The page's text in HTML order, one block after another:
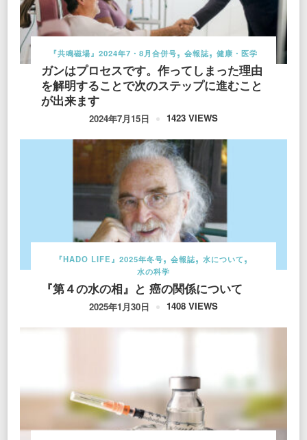
『共鳴磁場』2024年7・8月合併号 会報誌 健康・医学
ガンはプロセスです。作ってしまった理由
を解明することで次のステップに進むこと
が出来ます
2024年7月15日 1423 VIEWS
『HADO LIFE』2025年冬号 会報誌
水について
水の科学
『第４の水の相』と 癌の関係について
2025年1月30日 1408 VIEWS